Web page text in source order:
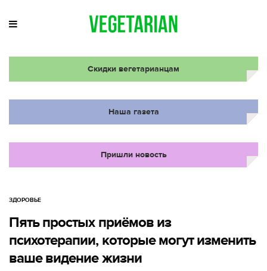
Скидки вегетарианцам
Наша газета
Пришли новость
ЗДОРОВЬЕ
Пять простых приёмов из
психотерапии, которые могут изменить
ваше видение жизни